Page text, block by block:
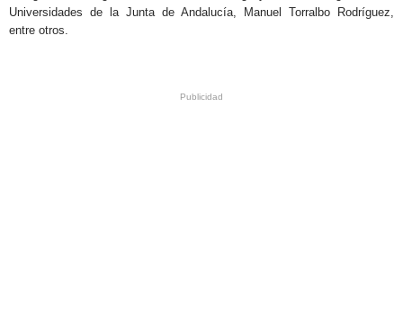
Universidades de la Junta de Andalucía, Manuel Torralbo Rodríguez,
entre otros.